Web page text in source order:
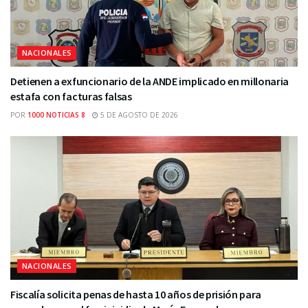
NACIONALES
Detienen a exfuncionario de la ANDE implicado en millonaria
estafa con facturas falsas
POR 1000 NOTICIAS 8 5 DE AGOSTO DE 2026
NACIONALES
Fiscalía solicita penas de hasta 10 años de prisión para